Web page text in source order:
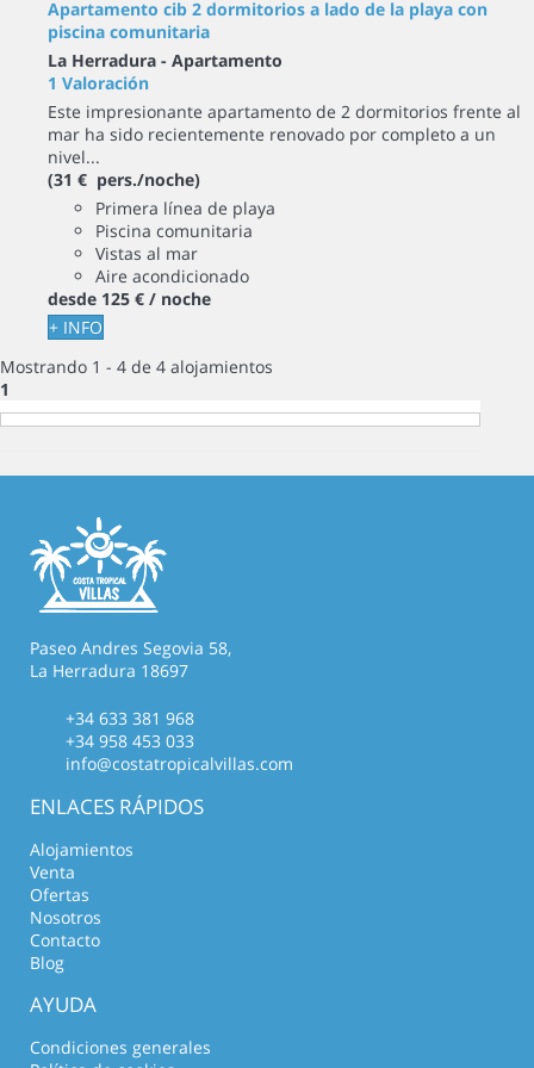
Apartamento cib 2 dormitorios a lado de la playa con
piscina comunitaria
La Herradura - Apartamento
1 Valoración
Este impresionante apartamento de 2 dormitorios frente al
mar ha sido recientemente renovado por completo a un
nivel...
(31 € pers./noche)
Primera línea de playa
Piscina comunitaria
Vistas al mar
Aire acondicionado
desde 125 € / noche
+ INFO
Mostrando 1 - 4 de 4 alojamientos
1
Paseo Andres Segovia 58,
La Herradura 18697
+34 633 381 968
+34 958 453 033
info@costatropicalvillas.com
ENLACES RÁPIDOS
Alojamientos
Venta
Ofertas
Nosotros
Contacto
Blog
AYUDA
Condiciones generales